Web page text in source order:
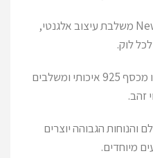
צמיד טניס New York Rose – 2MM משלבת עיצוב אלגנטי,
לוק.
אנחנו יוצרים את התכשיטים שלנו מכסף 925 איכותי ומשלבים
זהב.
והנוחות הגבוהה יוצרים
מיוחדים.